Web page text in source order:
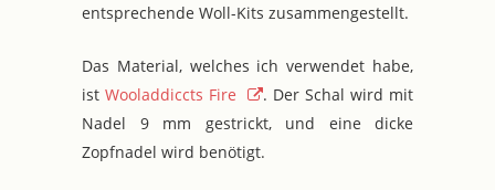
entsprechende Woll-Kits zusammengestellt.
Das Material, welches ich verwendet habe,
ist Wooladdiccts Fire
. Der Schal wird mit
Nadel 9 mm gestrickt, und eine dicke
Zopfnadel wird benötigt.